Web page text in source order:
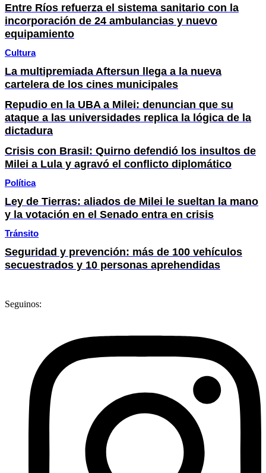
Entre Ríos refuerza el sistema sanitario con la
incorporación de 24 ambulancias y nuevo
equipamiento
Cultura
La multipremiada Aftersun llega a la nueva
cartelera de los cines municipales
Repudio en la UBA a Milei: denuncian que su
ataque a las universidades replica la lógica de la
dictadura
Crisis con Brasil: Quirno defendió los insultos de
Milei a Lula y agravó el conflicto diplomático
Política
Ley de Tierras: aliados de Milei le sueltan la mano
y la votación en el Senado entra en crisis
Tránsito
Seguridad y prevención: más de 100 vehículos
secuestrados y 10 personas aprehendidas
Seguinos: